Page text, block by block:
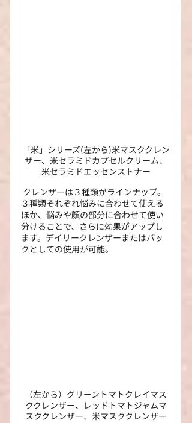
「米」シリーズ(左から)米マスククレン
ザー、米セラミドカプセルクリーム、
米セラミドエッセンストナー
クレンザーは３種類がラインナップ。
３種類それぞれ悩みに合わせて使える
ほか、悩みや顔の部分に合わせて使い
分けることで、さらに効果がアップし
ます。デイリークレンザーまたはパッ
クとしての使用が可能。
（左から）グリーントマトクレイマス
ククレンザー、レッドトマトジャムマ
スククレンザー、米マスククレンザー